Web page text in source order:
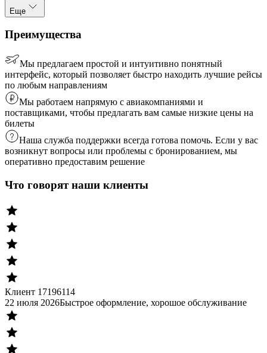
Еще
Преимущества
Мы предлагаем простой и интуитивно понятный
интерфейс, который позволяет быстро находить лучшие рейсы
по любым направлениям
Мы работаем напрямую с авиакомпаниями и
поставщиками, чтобы предлагать вам самые низкие цены на
билеты
Наша служба поддержки всегда готова помочь. Если у вас
возникнут вопросы или проблемы с бронированием, мы
оперативно предоставим решение
Что говорят наши клиенты
Клиент 17196114
22 июля 2026Быстрое оформление, хорошое обслуживание